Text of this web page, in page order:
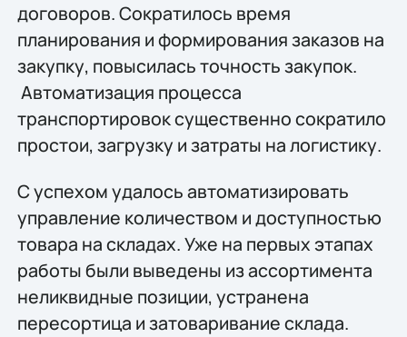
договоров. Сократилось время
планирования и формирования заказов на
закупку, повысилась точность закупок.
Автоматизация процесса
транспортировок существенно сократило
простои, загрузку и затраты на логистику.
С успехом удалось автоматизировать
управление количеством и доступностью
товара на складах. Уже на первых этапах
работы были выведены из ассортимента
неликвидные позиции, устранена
пересортица и затоваривание склада.